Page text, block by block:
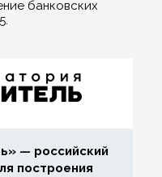
банковских
— российский
построения